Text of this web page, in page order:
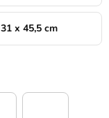
31 x 45,5 cm